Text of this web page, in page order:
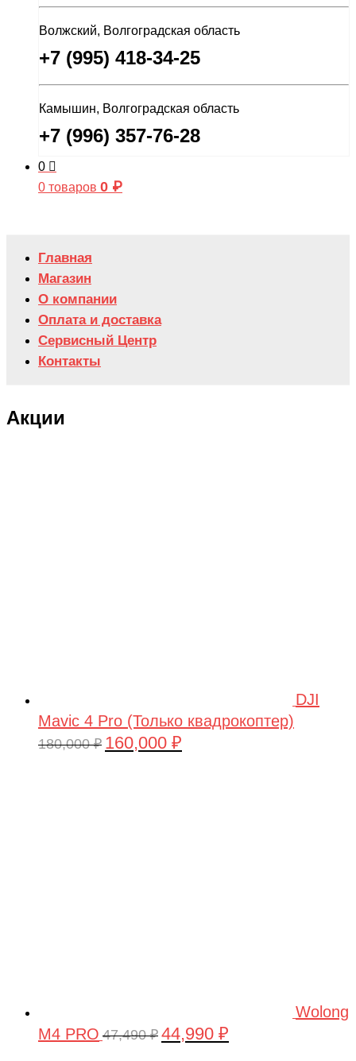
Волжский, Волгоградская область
+7 (995) 418-34-25
Камышин, Волгоградская область
+7 (996) 357-76-28
0
0 товаров 0 ₽
Главная
Магазин
О компании
Оплата и доставка
Сервисный Центр
Контакты
Акции
DJI
Mavic 4 Pro (Только квадрокоптер)
180,000₽ Первоначальная
160,000 ₽
Wolong
M4 PRO 47,490₽ Первоначальная
44,990 ₽